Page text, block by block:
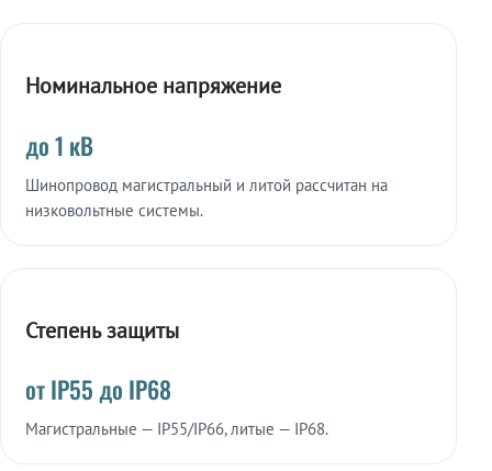
Номинальное напряжение
до 1 кВ
Шинопровод магистральный и литой рассчитан на
низковольтные системы.
Степень защиты
от IP55 до IP68
Магистральные — IP55/IP66, литые — IP68.